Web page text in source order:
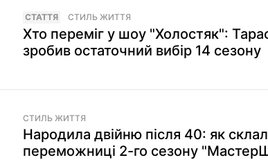
СТАТТЯ СТИЛЬ ЖИТТЯ
Хто переміг у шоу "Холостяк":
зробив остаточний вибір 14 сезону
СТИЛЬ ЖИТТЯ
Народила двійню після 40: як
переможниці 2-го сезону